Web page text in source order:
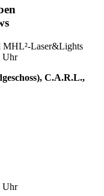
MHL²-Laser&Lights
Uhr
C.A.R.L.,
Uhr